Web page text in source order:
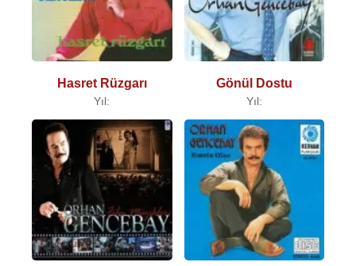
Hasret Rüzgarı
Yıl:
Gönül Dostu
Yıl: